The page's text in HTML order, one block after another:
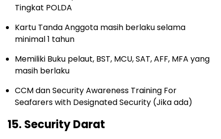
Tingkat POLDA
Kartu Tanda Anggota masih berlaku selama
minimal 1 tahun
Memiliki Buku pelaut, BST, MCU, SAT, AFF, MFA yang
masih berlaku
CCM dan Security Awareness Training For
Seafarers with Designated Security (Jika ada)
15. Security Darat